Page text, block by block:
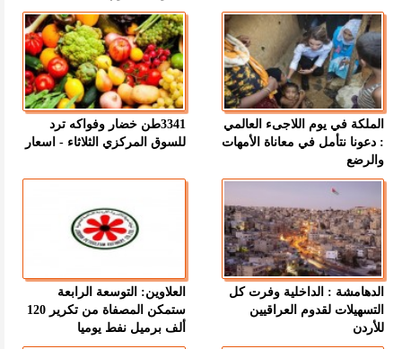
الملكة في يوم اللاجىء العالمي
: دعونا نتأمل في معاناة الأمهات
والرضع
3341طن خضار وفواكه ترد
للسوق المركزي الثلاثاء - اسعار
الدهامشة : الداخلية وفرت كل
التسهيلات لقدوم العراقيين
للأردن
العلاوين: التوسعة الرابعة
ستمكن المصفاة من تكرير 120
ألف برميل نفط يوميا